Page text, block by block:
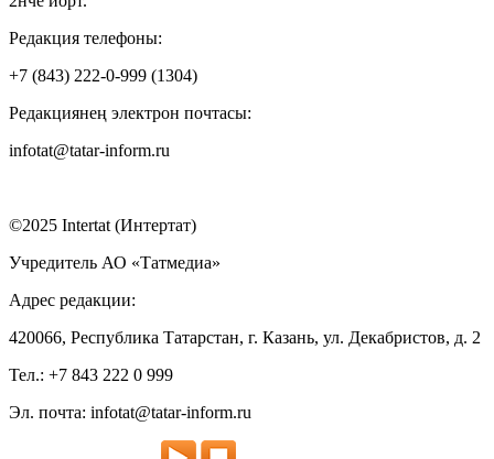
Редакция телефоны:
+7 (843) 222-0-999 (1304)
Редакциянең электрон почтасы:
infotat@tatar-inform.ru
©2025 Intertat (Интертат)
Учредитель АО «Татмедиа»
Адрес редакции:
420066, Республика Татарстан, г. Казань, ул. Декабристов, д. 2
Тел.: +7 843 222 0 999
Эл. почта: infotat@tatar-inform.ru